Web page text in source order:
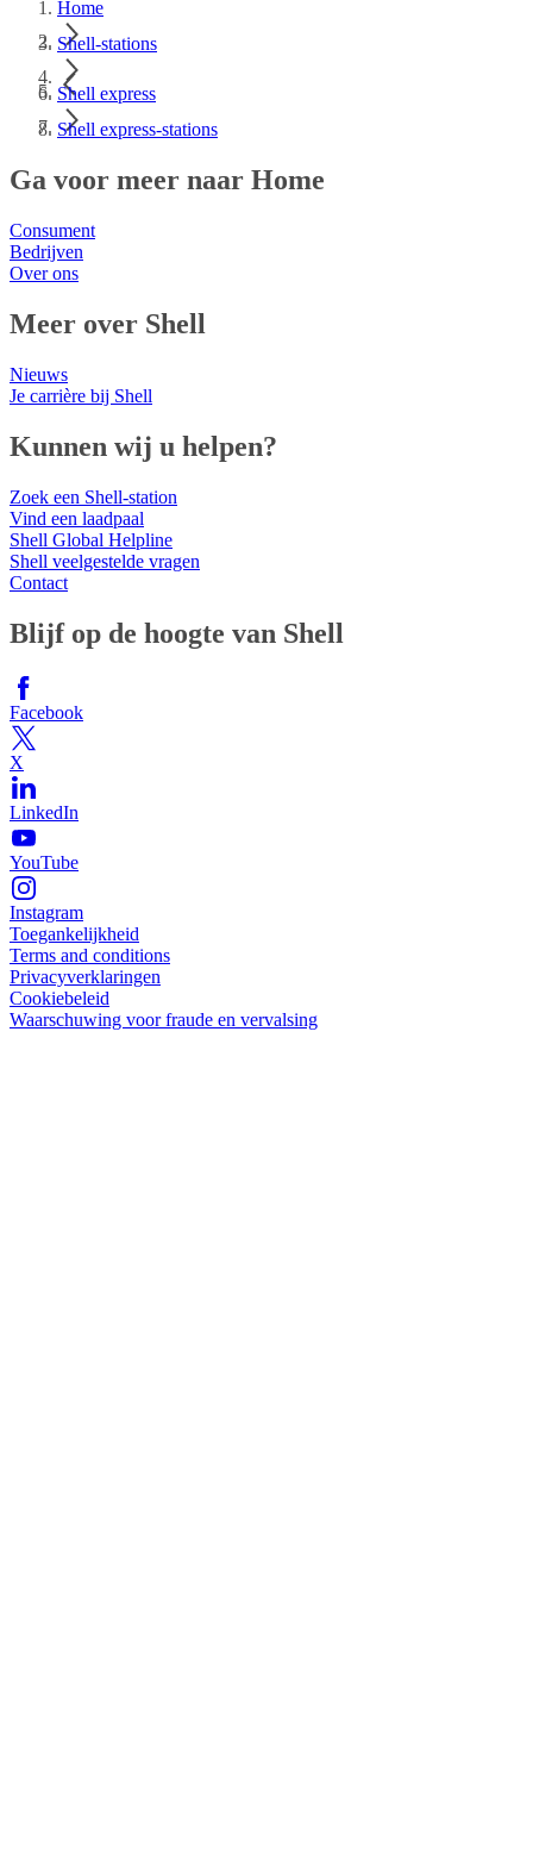
Home
Shell-stations
Shell express
Shell express-stations
Ga voor meer naar Home
Consument
Bedrijven
Over ons
Meer over Shell
Nieuws
Je carrière bij Shell
Kunnen wij u helpen?
Zoek een Shell-station
Vind een laadpaal
Shell Global Helpline
Shell veelgestelde vragen
Contact
Blijf op de hoogte van Shell
Facebook
X
LinkedIn
YouTube
Instagram
Toegankelijkheid
Terms and conditions
Privacyverklaringen
Cookiebeleid
Waarschuwing voor fraude en vervalsing